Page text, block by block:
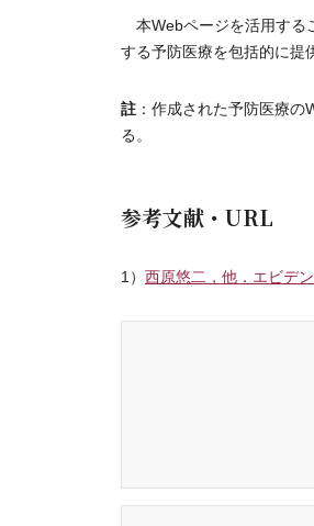
本Webページを活用する
する予防医療を包括的に提
註 ：作成された予防医療の
る。
参考文献・URL
1） 西原悠二，他．エビデ